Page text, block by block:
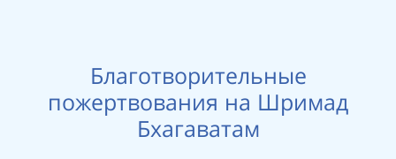
Благотворительные
пожертвования на Шримад
Бхагаватaм